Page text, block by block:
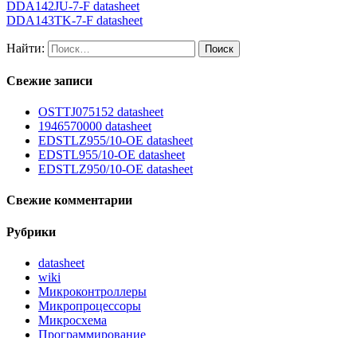
DDA142JU-7-F datasheet
DDA143TK-7-F datasheet
Найти:
Свежие записи
OSTTJ075152 datasheet
1946570000 datasheet
EDSTLZ955/10-OE datasheet
EDSTL955/10-OE datasheet
EDSTLZ950/10-OE datasheet
Свежие комментарии
Рубрики
datasheet
wiki
Микроконтроллеры
Микропроцессоры
Микросхема
Программирование